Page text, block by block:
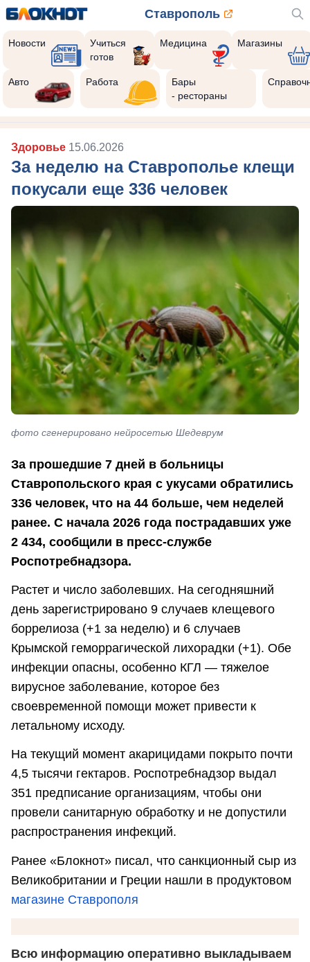
Ставрополь
Новости
Учиться
готов
Медицина Магазины
Авто Работа
Бары
- рестораны
Здоровье 15.06.2026
За неделю на Ставрополье клещи
покусали еще 336 человек
фото сгенерировано нейросетью Шедеврум
За прошедшие 7 дней в больницы
Ставропольского края с укусами обратились
336 человек, что на 44 больше, чем неделей
ранее. С начала 2026 года пострадавших уже
2 434, сообщили в пресс-службе
Роспотребнадзора.
Растет и число заболевших. На сегодняшний
день зарегистрировано 9 случаев клещевого
боррелиоза (+1 за неделю) и 6 случаев
Крымской геморрагической лихорадки (+1). Обе
инфекции опасны, особенно КГЛ — тяжелое
вирусное заболевание, которое без
своевременной помощи может привести к
летальному исходу.
На текущий момент акарицидами покрыто почти
4,5 тысячи гектаров. Роспотребнадзор выдал
351 предписание организациям, чтобы они
провели санитарную обработку и не допустили
распространения инфекций.
Ранее «Блокнот» писал, что санкционный сыр из
Великобритании и Греции нашли в продуктовом
магазине Ставрополя
Всю информацию оперативно выкладываем